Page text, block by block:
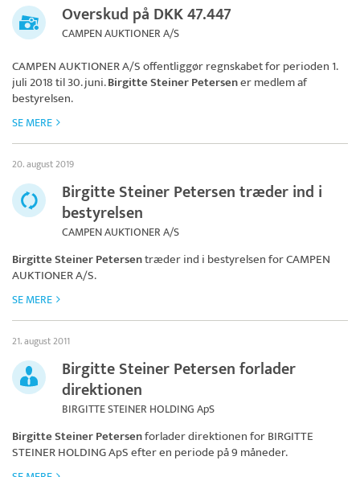
Overskud på DKK 47.447
CAMPEN AUKTIONER A/S
CAMPEN AUKTIONER A/Soffentliggør regnskabet for perioden 1.
juli 2018 til 30. juni.Birgitte Steiner Petersener medlem af
bestyrelsen.
SE MERE
20. august 2019
Birgitte Steiner Petersen træder ind i
bestyrelsen
CAMPEN AUKTIONER A/S
Birgitte Steiner Petersentræder ind i bestyrelsen forCAMPEN
AUKTIONER A/S.
SE MERE
21. august 2011
Birgitte Steiner Petersen forlader
direktionen
BIRGITTE STEINER HOLDING ApS
Birgitte Steiner Petersenforlader direktionen forBIRGITTE
STEINER HOLDING ApSefter en periode på 9 måneder.